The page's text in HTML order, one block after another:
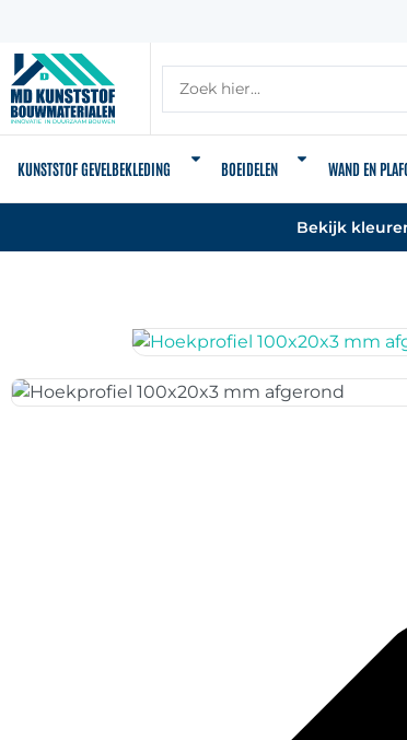
KUNSTSTOF GEVELBEKLEDING BOEIDELEN WAND EN
Bekijk